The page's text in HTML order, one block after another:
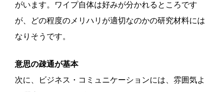
がいます。ワイプ自体は好みが分かれるところです
が、どの程度のメリハリが適切なのかの研究材料には
なりそうです。
意思の疎通が基本
次に、ビジネス・コミュニケーションには、雰囲気よ